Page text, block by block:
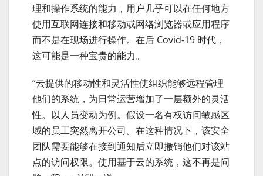
理和操作系统的能力，用户几乎可以在任何地方
使用互联网连接和移动或网络浏览器或应用程序
而不是在现场进行操作。在后 Covid-19 时代，
这可能是一种宝贵的能力。
“云提供的移动性和灵活性使组织能够远程管理
他们的系统，为日常运营增加了一层额外的灵活
性。以人员变动为例。假设一名有权访问敏感区
域的员工突然离开公司。在这种情况下，该安全
团队需要能够在接到通知后立即撤销他们对该站
点的访问权限。使用基于云的系统，这不再是问